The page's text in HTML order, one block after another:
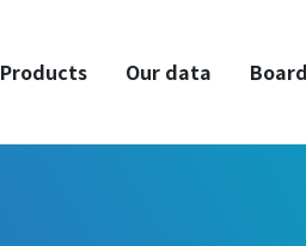
Products Our data